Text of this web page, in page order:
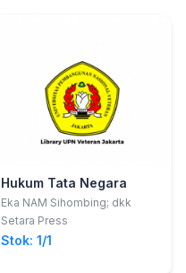
Hukum Tata Negara
Eka NAM Sihombing; dkk
Setara Press
Stok: 1/1